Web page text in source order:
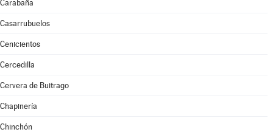
Carabaña
Casarrubuelos
Cenicientos
Cercedilla
Cervera de Buitrago
Chapinería
Chinchón